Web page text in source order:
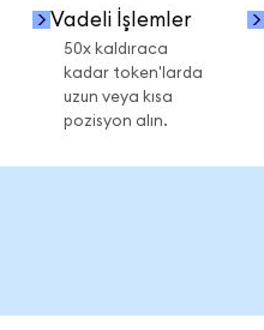
Vadeli İşlemler
50x kaldıraca
kadar token'larda
uzun veya kısa
pozisyon alın.